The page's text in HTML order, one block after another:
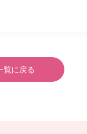
覧に戻る